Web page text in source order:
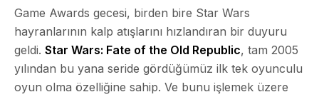
Game Awards gecesi, birden bire Star Wars
hayranlarının kalp atışlarını hızlandıran bir duyuru
geldi. Star Wars: Fate of the Old Republic, tam 2005
yılından bu yana seride gördüğümüz ilk tek oyunculu
oyun olma özelliğine sahip. Ve bunu işlemek üzere